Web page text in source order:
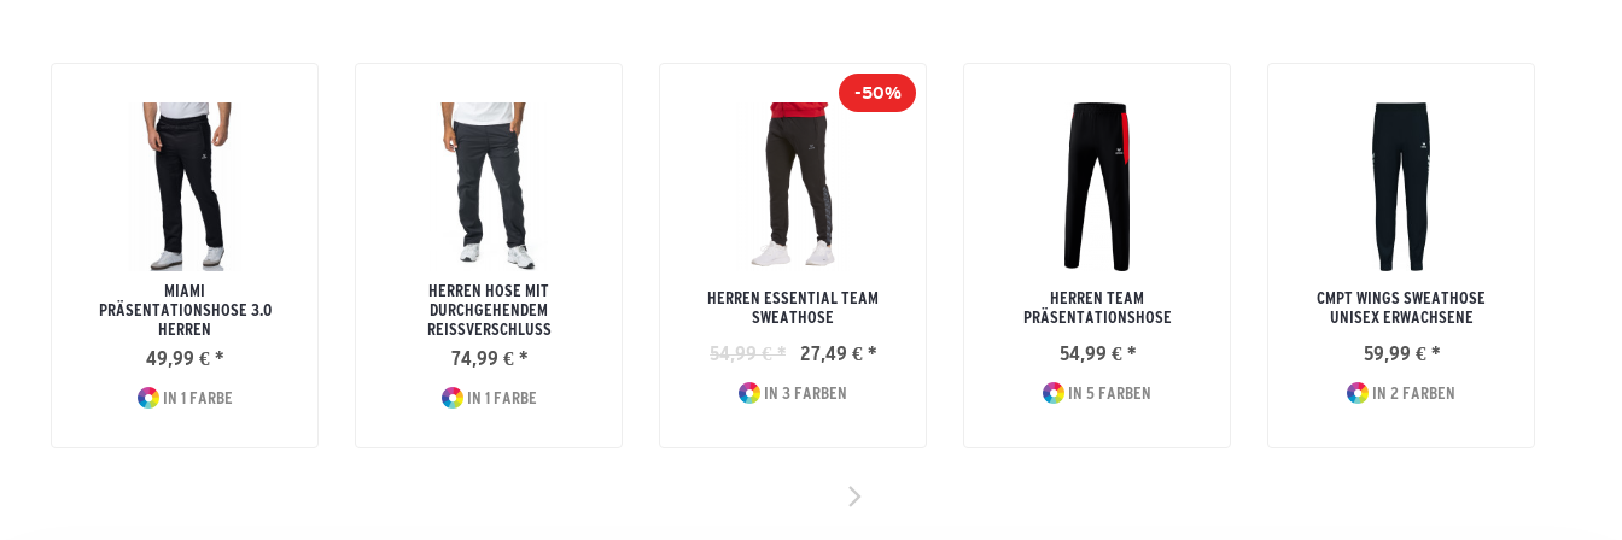
MIAMI
PRÄSENTATIONSHOSE 3.0
HERREN
49,99 € *
IN 1 FARBE
HERREN HOSE MIT
DURCHGEHENDEM
REISSVERSCHLUSS
74,99 € *
IN 1 FARBE
-50%
HERREN ESSENTIAL TEAM
SWEATHOSE
54,99 € * 27,49 € *
IN 3 FARBEN
HERREN TEAM
PRÄSENTATIONSHOSE
54,99 € *
IN 5 FARBEN
CMPT WINGS SWEATHOSE
UNISEX ERWACHSENE
59,99 € *
IN 2 FARBEN